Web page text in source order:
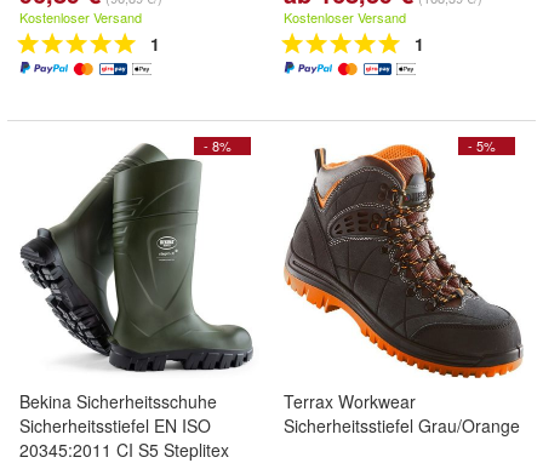
Kostenloser Versand
1
Kostenloser Versand
1
- 8%
Bekina Sicherheitsschuhe
Sicherheitsstiefel EN ISO
20345:2011 CI S5 Steplitex
- 5%
Terrax Workwear
Sicherheitsstiefel Grau/Orange